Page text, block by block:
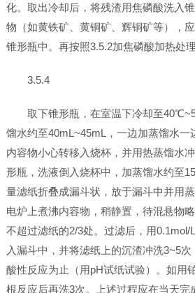
化。取出冷却后，将残渣用焦磷酸洗入
物（如黄铁矿、黄铜矿、辉铜矿等），
锥形瓶中。再按照3.5.2加焦磷酸加热处理
3.5.4
取下锥形瓶，在室温下冷却至
馏水约至40mL~45mL，一边加蒸馏水一
内容物小心转移入烧杯，并用热蒸馏水
形瓶，洗液倒入烧杯中，加蒸馏水约至
量滤纸折叠成漏斗状，放于漏斗中并用
电炉上煮沸内容物，稍静置，待混悬物
不超过滤纸的2/3处。过滤后，用0.1mol/
入漏斗中，并将滤纸上的沉渣冲洗3~5
酸性反应为止（用pH试纸试验）。如用
根反应后再洗3次。上述过程应在当天完